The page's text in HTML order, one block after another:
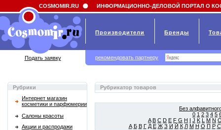
Field 'news_title' doesn't have a default value
Рубрики
Интернет магазин
косметики и парфюмерии
Салоны красоты
Акции и распродажи
Рубрикатор товаров
Без
0 1 2 3 4 5
A B C D E F G H I J K L M N
А Б В Г Д Е Ж З И Й К Л М Н О П Р С
COSMOMIR.RU ИНФОРМАЦИОННО-ДЕЛОВОЙ ПОРТАЛ О
Производители Бренды
Подать заявку рекомендовать партнеру